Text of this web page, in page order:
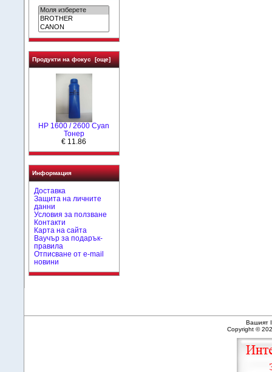
Продукти на фокус [още]
HР 1600 / 2600 Cyan
Тонер
€ 11.86
Информация
Доставка
Защита на личните
данни
Условия за ползване
Контакти
Карта на сайта
Ваучър за подарък-
правила
Отписване от e-mail
новини
Вашият
Copyright ©